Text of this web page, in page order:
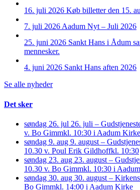
16. juli 2026 Køb billetter den 15.
7. juli 2026 Aadum Nyt – Juli 2026
25. juni 2026 Sankt Hans i Ådum
mennesker.
4. juni 2026 Sankt Hans aften 2026
Se alle nyheder
Det sker
søndag 26. jul 26. juli –
v. Bo Gimmkl. 10:30 i Aadum Kirke
søndag 9. aug 9. august –
10.30 v. Poul Erik Gildhoffkl. 10:30
søndag 23. aug 23. august –
10.30 v. Bo Gimmkl. 10:30 i
søndag 30. aug 30. august –
Bo Gimmkl. 14:00 i Aadum Kirke